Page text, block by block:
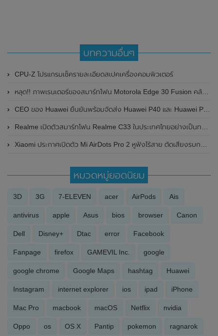
บทความอื่นๆ
CPU-Z โปรแกรมเช็ครายละเอียดสเปคเครื่องคอมพิวเตอร์
หลุด!! ภาพเรนเดอร์ของสมาร์ทโฟน Motorola Edge 30 Fusion คล้าย Moto S30 Pro
CEO ของ Huawei ยืนยันพร้อมจัดส่ง Huawei P40 และ Huawei P40 Pro ไปยังร้านค้าทั่วโลก โดยไม่ได้รับผลกระทบจาก COVID-19
Realme เปิดตัวสมาร์ทโฟน Realme C33 ในประเทศไทยอย่างเป็นทางการแล้ว ในราคาประหยัดเพียง 4,499 บาท
Xiaomi ประกาศเปิดตัว Mi AirDots Pro 2 หูฟังไร้สาย ตัดเสียงรบกวน รองรับ Bluetooth 5.0
หมวดหมู่ยอดนิยม
3D 3G 7-ELEVEN acer AirPods Ais
antivirus apple Asus bios browser Canon
Dell Disney+ Dtac error Facebook
Fanpage firefox GAMEVIL Inc. google
google chrome Google Maps hashtag Huawei
Instagram internet explorer ios ipad iPhone
Mac Pro macbook macOS Netflix nvidia
Oppo os OS X Pantip pokemon ragnarok